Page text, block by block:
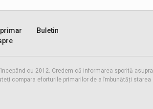
primar
Buletin
cu 2012. Credem că informarea sporită asupra
compara eforturile primarilor de a îmbunătăți starea